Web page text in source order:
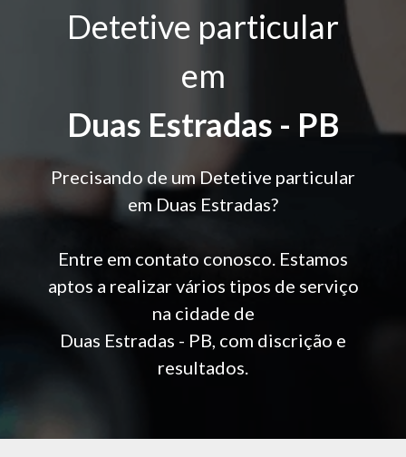
Detetive particular
em
Duas Estradas - PB
Precisando de um Detetive particular
em Duas Estradas?
Entre em contato conosco. Estamos
aptos a realizar vários tipos de serviço
na cidade de
Duas Estradas - PB, com discrição e
resultados.